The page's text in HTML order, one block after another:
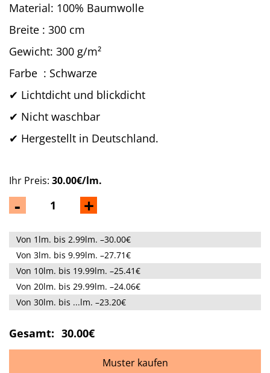
Material: 100% Baumwolle
Breite : 300 cm
Gewicht: 300 g/m²
Farbe : Schwarze
✔ Lichtdicht und blickdicht
✔ Nicht waschbar
✔ Hergestellt in Deutschland.
- +
Ihr Preis: 30.00€/lm.
Von 1lm. bis 2.99lm. –30.00€
Von 3lm. bis 9.99lm. –27.71€
Von 10lm. bis 19.99lm. –25.41€
Von 20lm. bis 29.99lm. –24.06€
Von 30lm. bis ...lm. –23.20€
Gesamt: 30.00€
Muster kaufen